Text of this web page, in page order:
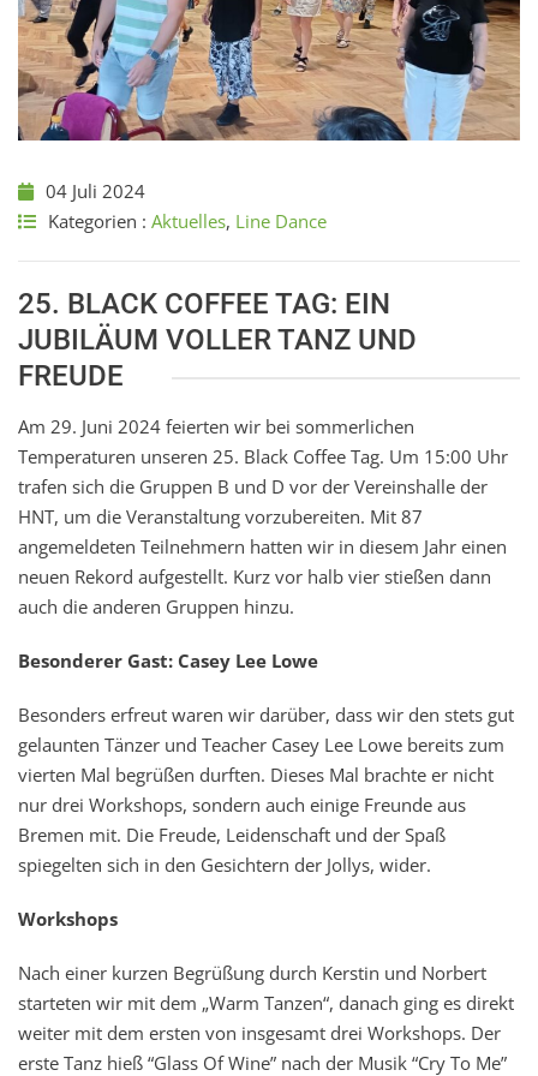
04 Juli 2024
Kategorien : Aktuelles, Line Dance
25. BLACK COFFEE TAG: EIN
JUBILÄUM VOLLER TANZ UND
FREUDE
Am 29. Juni 2024 feierten wir bei sommerlichen
Temperaturen unseren 25. Black Coffee Tag. Um 15:00 Uhr
trafen sich die Gruppen B und D vor der Vereinshalle der
HNT, um die Veranstaltung vorzubereiten. Mit 87
angemeldeten Teilnehmern hatten wir in diesem Jahr einen
neuen Rekord aufgestellt. Kurz vor halb vier stießen dann
auch die anderen Gruppen hinzu.
Besonderer Gast: Casey Lee Lowe
Besonders erfreut waren wir darüber, dass wir den stets gut
gelaunten Tänzer und Teacher Casey Lee Lowe bereits zum
vierten Mal begrüßen durften. Dieses Mal brachte er nicht
nur drei Workshops, sondern auch einige Freunde aus
Bremen mit. Die Freude, Leidenschaft und der Spaß
spiegelten sich in den Gesichtern der Jollys, wider.
Workshops
Nach einer kurzen Begrüßung durch Kerstin und Norbert
starteten wir mit dem „Warm Tanzen“, danach ging es direkt
weiter mit dem ersten von insgesamt drei Workshops. Der
erste Tanz hieß “Glass Of Wine” nach der Musik “Cry To Me”